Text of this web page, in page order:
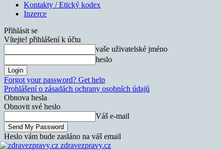
Kontakty / Etický kodex
Inzerce
Přihlásit se
Vítejte! přihlášení k účtu
vaše uživatelské jméno
heslo
Forgot your password? Get help
Prohlášení o zásadách ochrany osobních údajů
Obnova hesla
Obnovit své heslo
Váš e-mail
Heslo vám bude zasláno na váš email
zdravezpravy.cz